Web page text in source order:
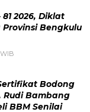
2026, Diklat
Bengkulu
Bodong
Rudi Bambang
BBM Senilai